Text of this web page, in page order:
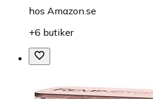
hos Amazon.se
+6 butiker